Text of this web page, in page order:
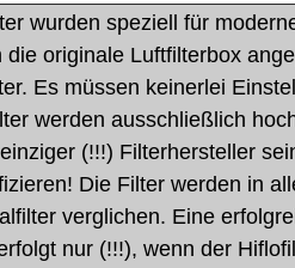
wurden speziell für
die originale Luftfilterbox
Es müssen keinerlei
werden ausschließlich
(!!!) Filterhersteller
Die Filter werden in
verglichen. Eine
nur (!!!), wenn der